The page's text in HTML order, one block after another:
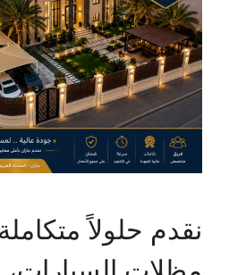
نقدم حلولاً